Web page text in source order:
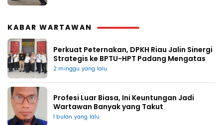
KABAR WARTAWAN
Perkuat Peternakan, DPKH Riau Jalin Sinergi
Strategis ke BPTU-HPT Padang Mengatas
2 minggu yang lalu
Profesi Luar Biasa, Ini Keuntungan Jadi
Wartawan Banyak yang Takut
1 bulan yang lalu